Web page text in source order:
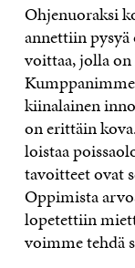
Ohjenuoraksi
annettiin pysyä
voittaa, jolla
kiinalainen
on erittäin
loistaa
tavoitteet ovat
Oppimista
lopetettiin
voimme tehdä